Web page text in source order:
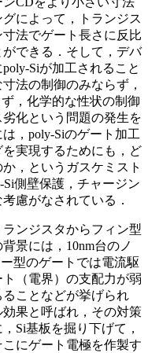
によって，トランジス
法でゲート長さに反比
できる．そして，デバ
Siが加工されること
法の制御のみならず，
，化学的な性状の制御
化という問題の発生を
，poly-Siのゲート加工
実現するためにも，ど
，というガスケミスト
側壁保護，チャージン
慮がなされている．
ンジスタからフィン型
景には，10nm台のノ
型のゲートでは電流駆
（電界）の支配力が弱
ことなどが挙げられ
果と呼ばれ，その対策
Si基板を掘り下げて，
にゲート電極を作製す